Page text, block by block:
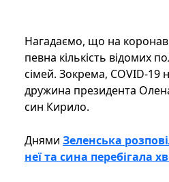
Нагадаємо, що на
певна кількість відомих
сімей. Зокрема, COVID-
дружина президента
син Кирило.
Днями Зеленська
неї та сина перебігала